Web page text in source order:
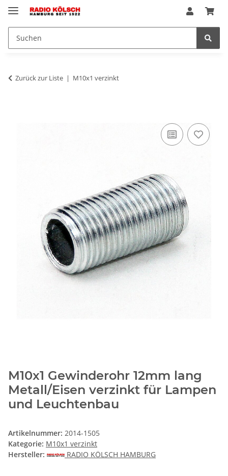
Zurück zur Liste M10x1 verzinkt
M10x1 Gewinderohr 12mm lang
Metall/Eisen verzinkt für Lampen
und Leuchtenbau
Artikelnummer: 2014-1505
Kategorie: M10x1 verzinkt
Hersteller:
RADIO KÖLSCH HAMBURG